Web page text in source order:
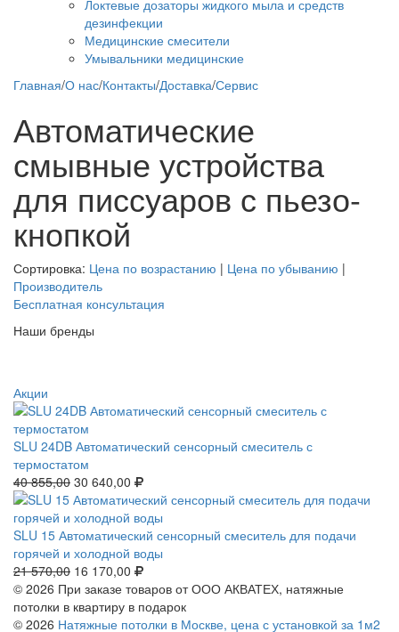
Локтевые дозаторы жидкого мыла и средств
дезинфекции
Медицинские смесители
Умывальники медицинские
Главная/О нас/Контакты/Доставка/Сервис
Автоматические
смывные устройства
для писсуаров с пьезо-
кнопкой
Сортировка: Цена по возрастанию | Цена по убыванию |
Производитель
Бесплатная консультация
Наши бренды
Акции
SLU 24DB Автоматический сенсорный смеситель с
термостатом
40 855,00 30 640,00
SLU 15 Автоматический сенсорный смеситель для подачи
горячей и холодной воды
21 570,00 16 170,00
© 2026 При заказе товаров от ООО АКВАТЕХ, натяжные
потолки в квартиру в подарок
© 2026 Натяжные потолки в Москве, цена с установкой за 1м2